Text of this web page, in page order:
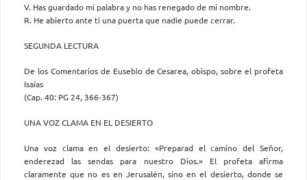
V. Has guardado mi palabra y no has renegado de mi nombre.
R. He abierto ante ti una puerta que nadie puede cerrar.
SEGUNDA LECTURA
De los Comentarios de Eusebio de Cesarea, obispo, sobre el profeta
Isaías
(Cap. 40: PG 24, 366-367)
UNA VOZ CLAMA EN EL DESIERTO
Una voz clama en el desierto: «Preparad el camino del Señor,
enderezad las sendas para nuestro Dios.» El profeta afirma
claramente que no es en Jerusalén, sino en el desierto, donde se